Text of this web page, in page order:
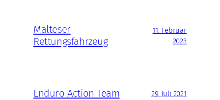
Malteser
Rettungsfahrzeug
11. Februar
2023
Enduro Action Team 29. Juli 2021